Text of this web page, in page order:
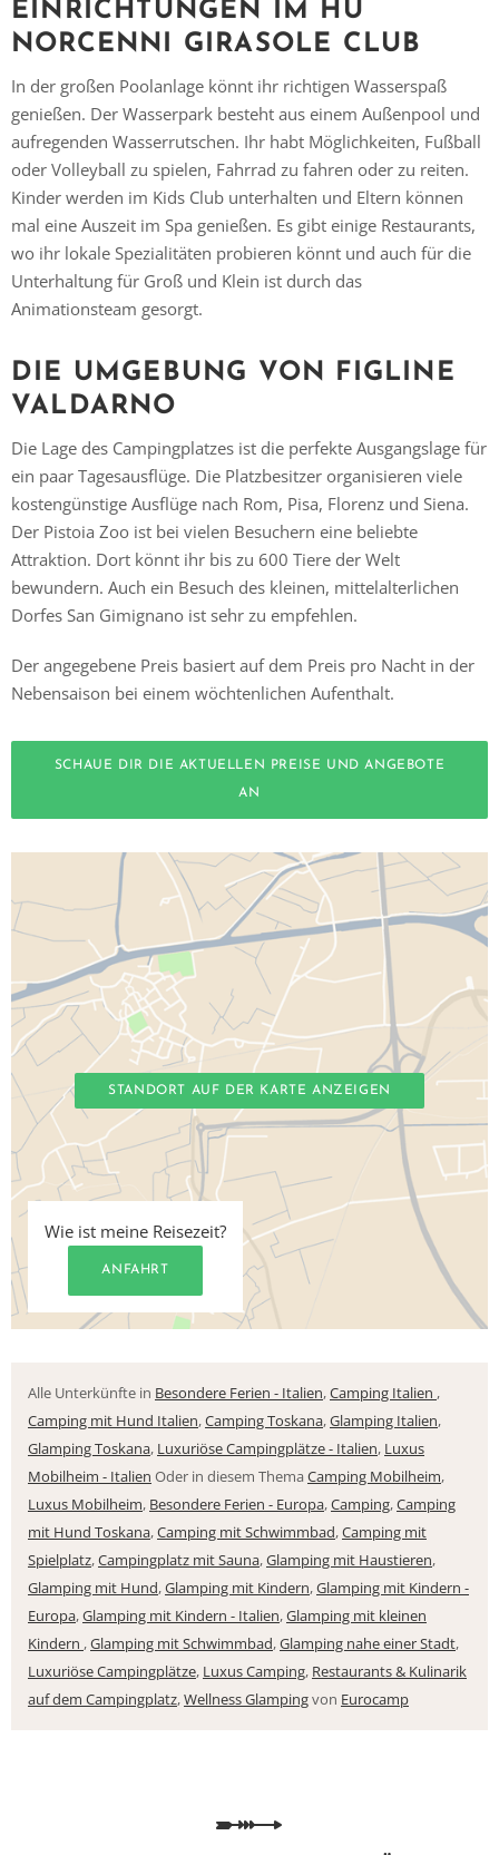
EINRICHTUNGEN IM HU
NORCENNI GIRASOLE CLUB
In der großen Poolanlage könnt ihr richtigen Wasserspaß
genießen. Der Wasserpark besteht aus einem Außenpool und
aufregenden Wasserrutschen. Ihr habt Möglichkeiten, Fußball
oder Volleyball zu spielen, Fahrrad zu fahren oder zu reiten.
Kinder werden im Kids Club unterhalten und Eltern können
mal eine Auszeit im Spa genießen. Es gibt einige Restaurants,
wo ihr lokale Spezialitäten probieren könnt und auch für die
Unterhaltung für Groß und Klein ist durch das
Animationsteam gesorgt.
DIE UMGEBUNG VON FIGLINE
VALDARNO
Die Lage des Campingplatzes ist die perfekte Ausgangslage für
ein paar Tagesausflüge. Die Platzbesitzer organisieren viele
kostengünstige Ausflüge nach Rom, Pisa, Florenz und Siena.
Der Pistoia Zoo ist bei vielen Besuchern eine beliebte
Attraktion. Dort könnt ihr bis zu 600 Tiere der Welt
bewundern. Auch ein Besuch des kleinen, mittelalterlichen
Dorfes San Gimignano ist sehr zu empfehlen.
Der angegebene Preis basiert auf dem Preis pro Nacht in der
Nebensaison bei einem wöchtenlichen Aufenthalt.
SCHAUE DIR DIE AKTUELLEN PREISE UND ANGEBOTE
AN
STANDORT AUF DER KARTE ANZEIGEN
Wie ist meine Reisezeit?
ANFAHRT
Alle Unterkünfte in Besondere Ferien - Italien,Camping Italien ,
Camping mit Hund Italien,Camping Toskana,Glamping Italien,
Glamping Toskana, Luxuriöse Campingplätze - Italien, Luxus
Mobilheim - Italien Oder in diesem ThemaCamping Mobilheim,
Luxus Mobilheim, Besondere Ferien - Europa,Camping,Camping
mit Hund Toskana,Camping mit Schwimmbad,Camping mit
Spielplatz,Campingplatz mit Sauna,Glamping mit Haustieren,
Glamping mit Hund,Glamping mit Kindern,Glamping mit Kindern -
Europa,Glamping mit Kindern - Italien,Glamping mit kleinen
Kindern ,Glamping mit Schwimmbad,Glamping nahe einer Stadt,
Luxuriöse Campingplätze, Luxus Camping, Restaurants & Kulinarik
auf dem Campingplatz,Wellness Glampingvon Eurocamp
Vielen Dank für das Abonnieren unseres Newsletters.